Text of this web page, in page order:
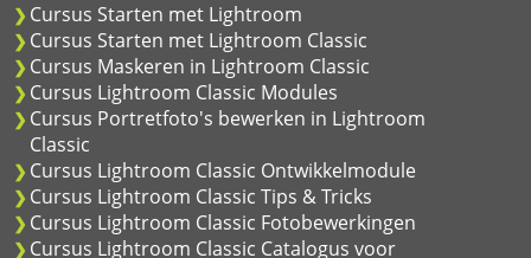
Cursus Starten met Lightroom
Cursus Starten met Lightroom Classic
Cursus Maskeren in Lightroom Classic
Cursus Lightroom Classic Modules
Cursus Portretfoto's bewerken in Lightroom
Classic
Cursus Lightroom Classic Ontwikkelmodule
Cursus Lightroom Classic Tips & Tricks
Cursus Lightroom Classic Fotobewerkingen
Cursus Lightroom Classic Catalogus voor